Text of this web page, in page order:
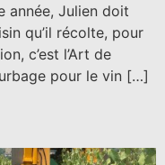
année, Julien doit
qu’il récolte, pour
c’est l’Art de
pour le vin […]